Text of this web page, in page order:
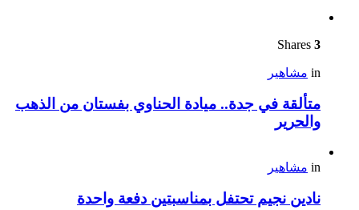
3
in مشاهير
متألقة في جدة.. ميادة الحناوي بفستان من الذهب
والحرير
in مشاهير
نادين نجيم تحتفل بمناسبتين دفعة واحدة